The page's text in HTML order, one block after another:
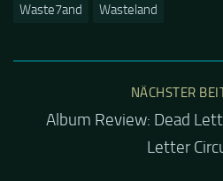
Waste7and
Wasteland
NÄCHSTER
Album Review: Dead
Letter